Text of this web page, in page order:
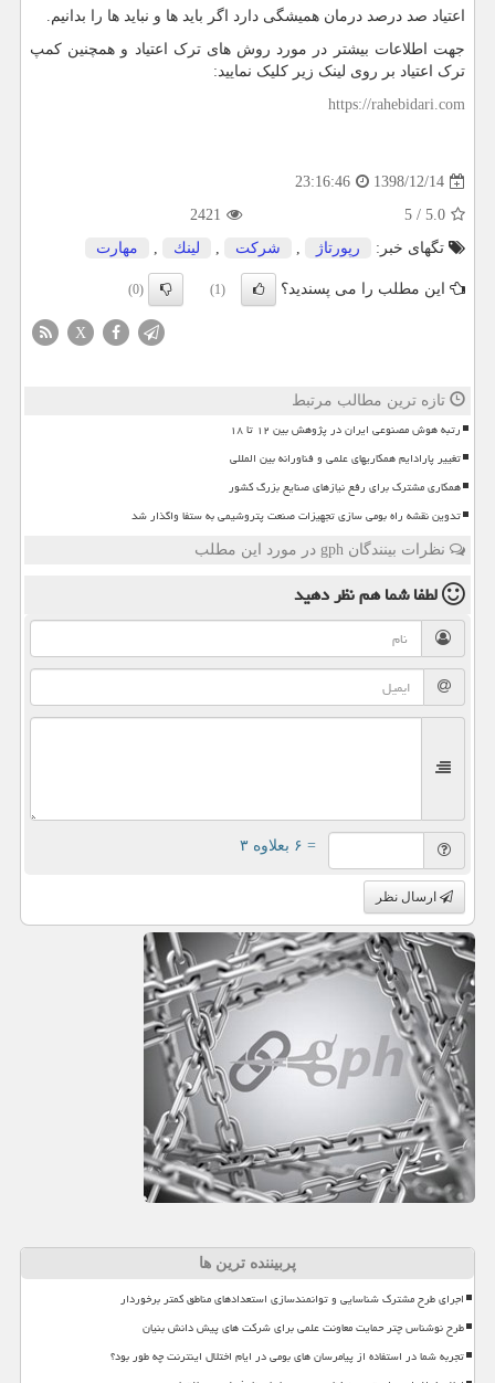
اعتیاد صد درصد درمان همیشگی دارد اگر باید ها و نباید ها را بدانیم.
جهت اطلاعات بیشتر در مورد روش های ترک اعتیاد و همچنین کمپ
ترک اعتیاد بر روی لینک زیر کلیک نمایید:
https://rahebidari.com
1398/12/14
23:16:46
5.0
/
5
2421
تگهای خبر:
رپورتاژ , شركت , لینك , مهارت
این مطلب را می پسندید؟ (1)
(0)
X
تازه ترین مطالب مرتبط
رتبه هوش مصنوعی ایران در پژوهش بین ۱۲ تا ۱۸
تغییر پارادایم همکاریهای علمی و فناورانه بین المللی
همکاری مشترک برای رفع نیازهای صنایع بزرگ کشور
تدوین نقشه راه بومی سازی تجهیزات صنعت پتروشیمی به ستفا واگذار شد
نظرات بینندگان gph در مورد این مطلب
لطفا شما همنظر دهید
= ۶ بعلاوه ۳
ارسال نظر
پربیننده ترین ها
اجرای طرح مشترک شناسایی و توانمندسازی استعدادهای مناطق کمتر برخوردار
طرح نوشناس چتر حمایت معاونت علمی برای شرکت های پیش دانش بنیان
تجربه شما در استفاده از پیامرسان های بومی در ایام اختلال اینترنت چه طور بود؟